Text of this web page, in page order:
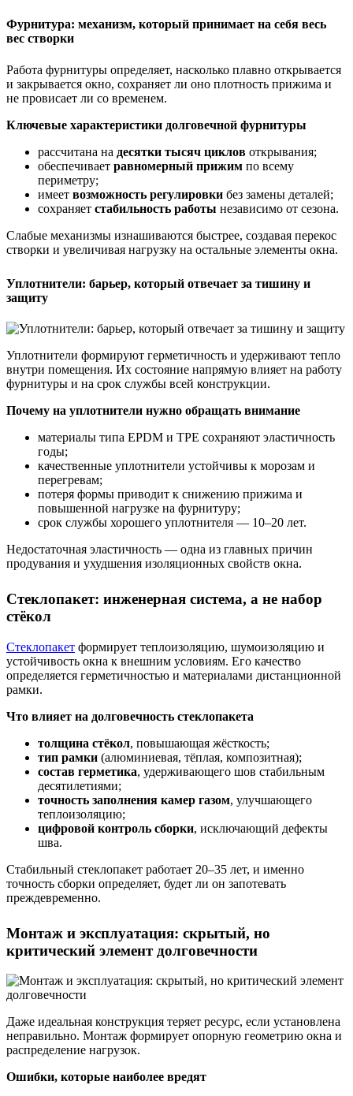
Фурнитура: механизм, который принимает на себя весь
вес створки
Работа фурнитуры определяет, насколько плавно открывается
и закрывается окно, сохраняет ли оно плотность прижима и
не провисает ли со временем.
Ключевые характеристики долговечной фурнитуры
рассчитана на десятки тысяч циклов открывания;
обеспечивает равномерный прижим по всему
периметру;
имеет возможность регулировки без замены деталей;
сохраняет стабильность работы независимо от сезона.
Слабые механизмы изнашиваются быстрее, создавая перекос
створки и увеличивая нагрузку на остальные элементы окна.
Уплотнители: барьер, который отвечает за тишину и
защиту
Уплотнители формируют герметичность и удерживают тепло
внутри помещения. Их состояние напрямую влияет на работу
фурнитуры и на срок службы всей конструкции.
Почему на уплотнители нужно обращать внимание
материалы типа EPDM и TPE сохраняют эластичность
годы;
качественные уплотнители устойчивы к морозам и
перегревам;
потеря формы приводит к снижению прижима и
повышенной нагрузке на фурнитуру;
срок службы хорошего уплотнителя — 10–20 лет.
Недостаточная эластичность — одна из главных причин
продувания и ухудшения изоляционных свойств окна.
Стеклопакет: инженерная система, а не набор
стёкол
Стеклопакет формирует теплоизоляцию, шумоизоляцию и
устойчивость окна к внешним условиям. Его качество
определяется герметичностью и материалами дистанционной
рамки.
Что влияет на долговечность стеклопакета
толщина стёкол, повышающая жёсткость;
тип рамки (алюминиевая, тёплая, композитная);
состав герметика, удерживающего шов стабильным
десятилетиями;
точность заполнения камер газом, улучшающего
теплоизоляцию;
цифровой контроль сборки, исключающий дефекты
шва.
Стабильный стеклопакет работает 20–35 лет, и именно
точность сборки определяет, будет ли он запотевать
преждевременно.
Монтаж и эксплуатация: скрытый, но
критический элемент долговечности
Даже идеальная конструкция теряет ресурс, если установлена
неправильно. Монтаж формирует опорную геометрию окна и
распределение нагрузок.
Ошибки, которые наиболее вредят